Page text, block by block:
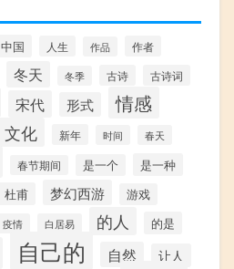
中国 人生 作品
作者
冬天 冬季 古诗 古诗词
宋代 形式 情感
文化 新年 时间 春天
春节期间 是一个
是一种
杜甫 梦幻西游 游戏
疫情 白居易 的人 的是
自己的 自然 让人